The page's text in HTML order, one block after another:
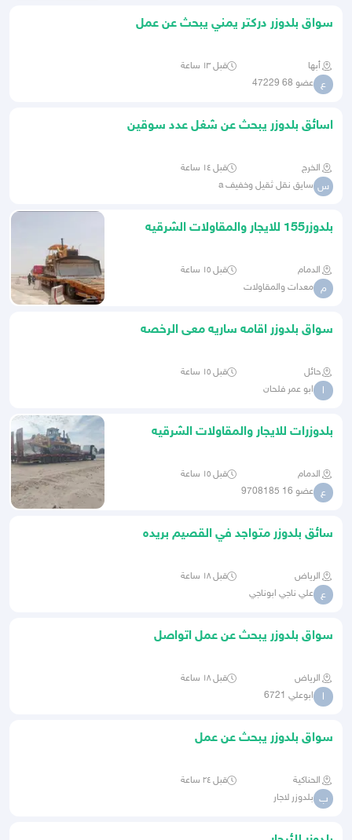
سواق بلدوزر دركتر يمني يبحث عن عمل
أبها قبل ١٣ ساعة
ع عضو 68 47229
اسائق بلدوزر يبحث عن شغل عدد سوقين
الخرج قبل ١٤ ساعة
س سايق نقل ثقيل وخفيف a
بلدوزر155 للايجار والمقاولات الشرقيه
الدمام قبل ١٥ ساعة
م معدات والمقاولات
سواق بلدوزر اقامه ساريه معى الرخصه
حائل قبل ١٥ ساعة
ا ابو عمر فلحان
بلدوزرات للايجار والمقاولات الشرقيه
الدمام قبل ١٥ ساعة
ع عضو 16 9708185
سائق بلدوزر متواجد في القصيم بريده
الرياض قبل ١٨ ساعة
ع علي ناجي ابوناجي
سواق بلدوزر يبحث عن عمل اتواصل
الرياض قبل ١٨ ساعة
ا ابوعلي 6721
سواق بلدوزر يبحث عن عمل
الحناكية قبل ٢٤ ساعة
ب بلدوزر لاجار